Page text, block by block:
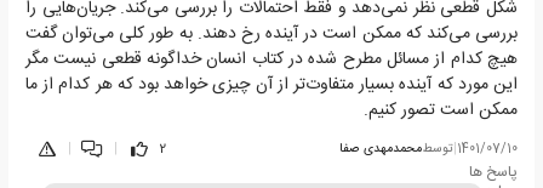
شکل قطعی نظر نمی‌دهد و فقط احتمالات را بررسی می‌کند. جریان‌هایی را
بررسی می‌کند که ممکن است در آینده رخ دهند. به طور کلی می‌توان گفت
هیچ کدام از مسائل مطرح شده در کتاب انسان خداگونه قطعی نیست مگر
این مورد که آینده بسیار متفاوت‌تر از آن چیزی خواهد بود که هر کدام از ما
ممکن است تصور کنیم.
1401/07/10
|توسطمحمدمهدی صفا 2
|
|
پاسخ ها